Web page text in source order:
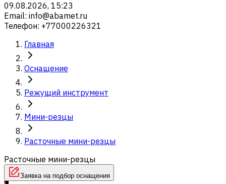
09.08.2026, 15:23
Email: info@abamet.ru
Телефон: +77000226321
Главная
Оснащение
Режущий инструмент
Мини-резцы
Расточные мини-резцы
Расточные мини-резцы
Заявка на подбор оснащения